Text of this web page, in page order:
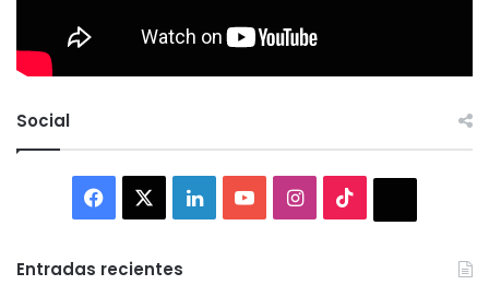
Social
Facebook LinkedInYouTubeInstagram
Entradas recientes